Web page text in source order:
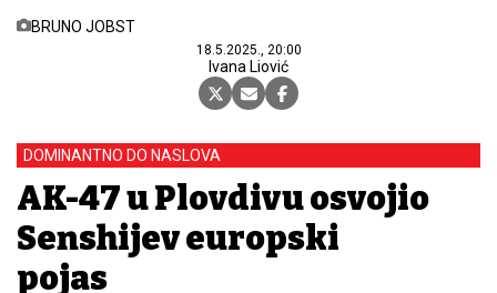
BRUNO JOBST
18.5.2025., 20:00
Ivana Liović
DOMINANTNO DO NASLOVA
AK-47 u Plovdivu osvojio
Senshijev europski
pojas